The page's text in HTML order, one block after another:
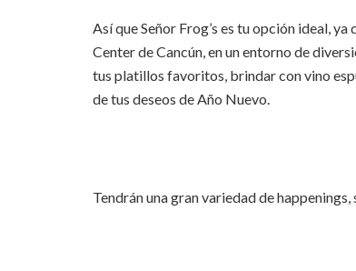
Así que Señor Frog’s es tu opción ideal,
Center de Cancún, en un entorno de
tus platillos favoritos, brindar con vino
de tus deseos de Año Nuevo.
Tendrán una gran variedad de